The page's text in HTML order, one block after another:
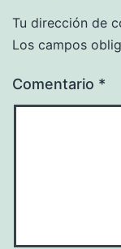
Tu dirección de
Los campos
Comentario *